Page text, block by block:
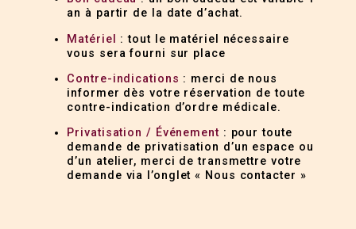
an à partir de la date d’achat.
Matériel
: tout le matériel nécessaire
vous sera fourni sur place
Contre-indications : merci de nous
informer dès votre réservation de toute
contre-indication d’ordre médicale.
Privatisation / Événement : pour toute
demande de privatisation d’un espace ou
d’un atelier, merci de transmettre votre
demande via l’onglet « Nous contacter »